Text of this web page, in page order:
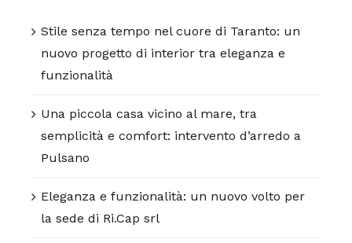
Stile senza tempo nel cuore di Taranto: un
nuovo progetto di interior tra eleganza e
funzionalità
Una piccola casa vicino al mare, tra
semplicità e comfort: intervento d’arredo a
Pulsano
Eleganza e funzionalità: un nuovo volto per
la sede di Ri.Cap srl